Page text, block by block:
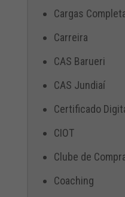
Cargas
Carreira
CAS Barueri
CAS Jundiaí
Certificado
CIOT
Clube de
Coaching